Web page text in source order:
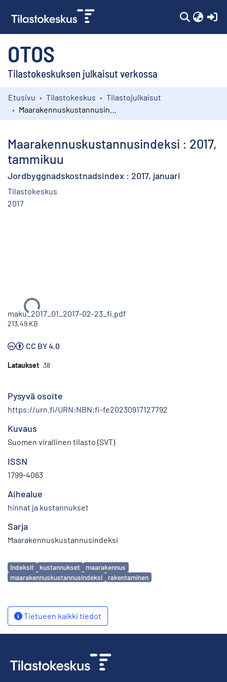
OTOS
Tilastokeskuksen julkaisut verkossa
Kokoelmat
Etusivu Tilastokeskus
Tilastojulkaisut
Maarakennuskustannusindeksi : 2017,
tammikuu
Jordbyggnadskostnadsindex : 2017, januari
Tilastokeskus
2017
Ladataan...
maku_2017_01_2017-02-23_fi.pdf
213.49 KB
CC BY 4.0
Lataukset 38
Pysyvä osoite
https://urn.fi/URN:NBN:fi-fe20230917127792
Kuvaus
Suomen virallinen tilasto (SVT)
ISSN
1799-4063
Aihealue
hinnat ja kustannukset
Sarja
Maarakennuskustannusindeksi
Avainsanat
indeksit kustannukset
maarakennus
maarakennuskustannusindeksi
rakentaminen
Tietueen kaikki tiedot